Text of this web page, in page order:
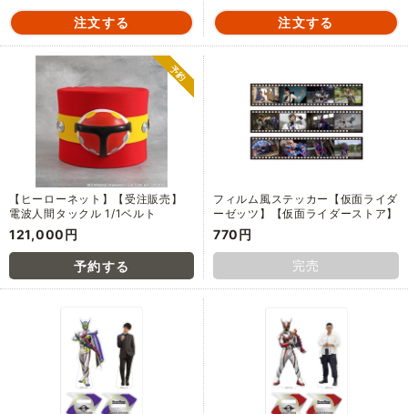
【ヒーローネット】【受注販売】
電波人間タックル 1/1ベルト
121,000円
フィルム風ステッカー【仮面ライダ
ーゼッツ】【仮面ライダーストア】
770円
完売